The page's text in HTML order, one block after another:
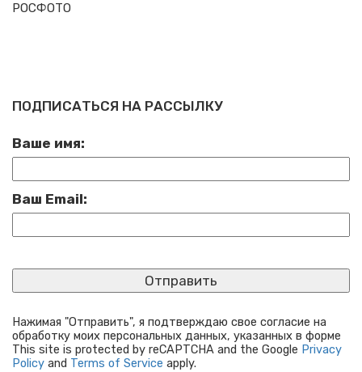
РОСФОТО
ПОДПИСАТЬСЯ НА РАССЫЛКУ
Ваше имя:
Ваш Email:
Нажимая "Отправить", я подтверждаю свое согласие на
обработку моих персональных данных, указанных в форме
This site is protected by reCAPTCHA and the Google Privacy
Policy and Terms of Service apply.